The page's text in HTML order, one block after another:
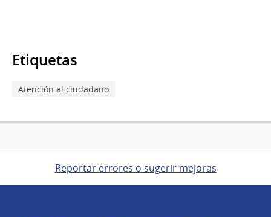
Etiquetas
Atención al ciudadano
Reportar errores o sugerir mejoras